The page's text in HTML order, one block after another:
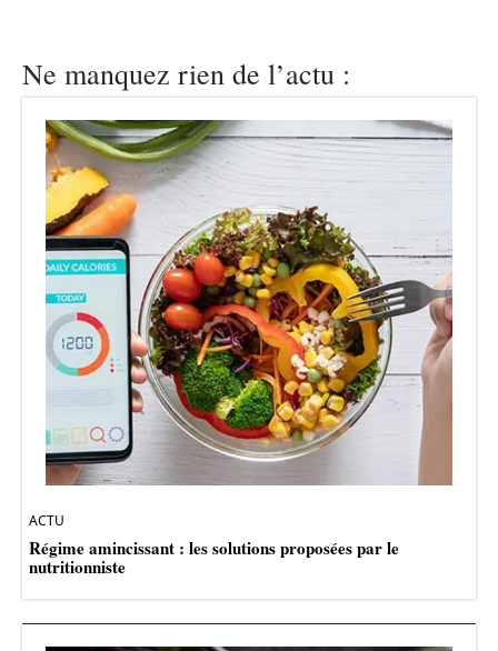
Ne manquez rien de l’actu :
ACTU
Régime amincissant : les solutions proposées par le
nutritionniste